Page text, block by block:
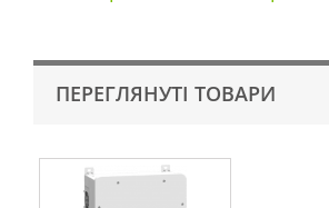
ПЕРЕГЛЯНУТІ ТОВАРИ